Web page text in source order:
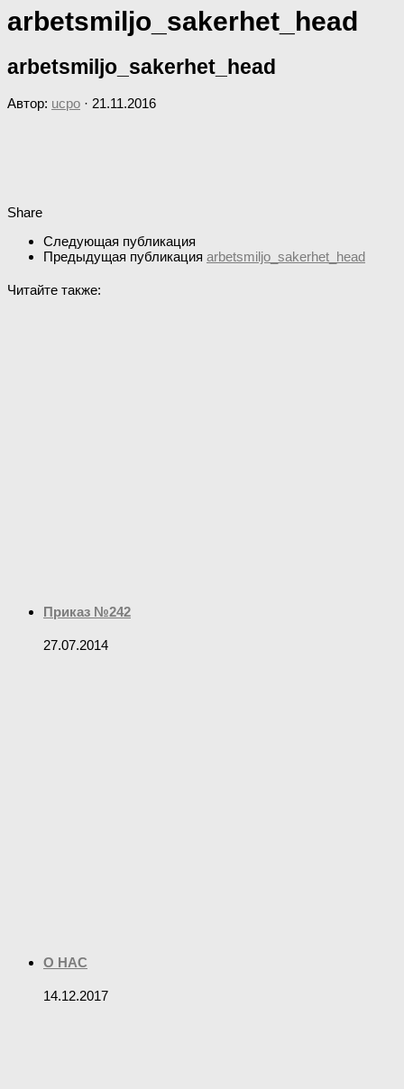
arbetsmiljo_sakerhet_head
arbetsmiljo_sakerhet_head
Автор: ucpo · 21.11.2016
Share
Следующая публикация
Предыдущая публикация arbetsmiljo_sakerhet_head
Читайте также:
Приказ №242
27.07.2014
О НАС
14.12.2017